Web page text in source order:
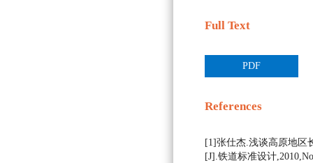
Full Text
PDF
References
[1]张仕杰.浅谈高原地区
[J].铁道标准设计